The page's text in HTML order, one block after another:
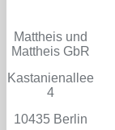
Mattheis und
Mattheis GbR
Kastanienallee
4
10435 Berlin